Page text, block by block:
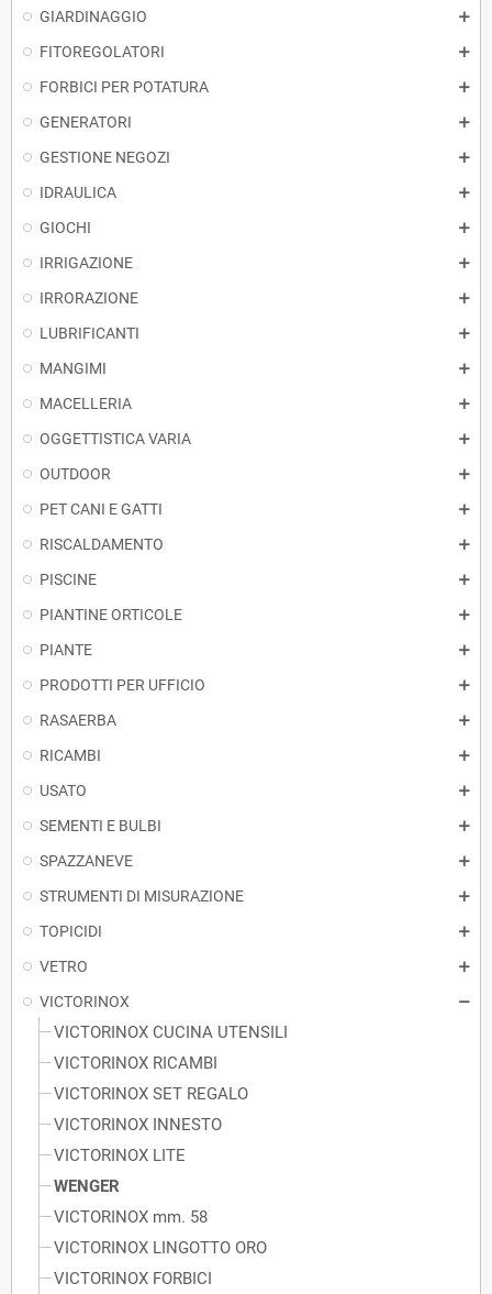
GIARDINAGGIO
FITOREGOLATORI
FORBICI PER POTATURA
GENERATORI
GESTIONE NEGOZI
IDRAULICA
GIOCHI
IRRIGAZIONE
IRRORAZIONE
LUBRIFICANTI
MANGIMI
MACELLERIA
OGGETTISTICA VARIA
OUTDOOR
PET CANI E GATTI
RISCALDAMENTO
PISCINE
PIANTINE ORTICOLE
PIANTE
PRODOTTI PER UFFICIO
RASAERBA
RICAMBI
USATO
SEMENTI E BULBI
SPAZZANEVE
STRUMENTI DI MISURAZIONE
TOPICIDI
VETRO
VICTORINOX
VICTORINOX CUCINA UTENSILI
VICTORINOX RICAMBI
VICTORINOX SET REGALO
VICTORINOX INNESTO
VICTORINOX LITE
WENGER
VICTORINOX mm. 58
VICTORINOX LINGOTTO ORO
VICTORINOX FORBICI